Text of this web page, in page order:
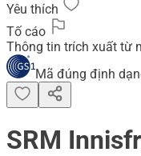
Yêu thích
Tố cáo
Thông tin trích xuất từ
Mã đúng định
SRM